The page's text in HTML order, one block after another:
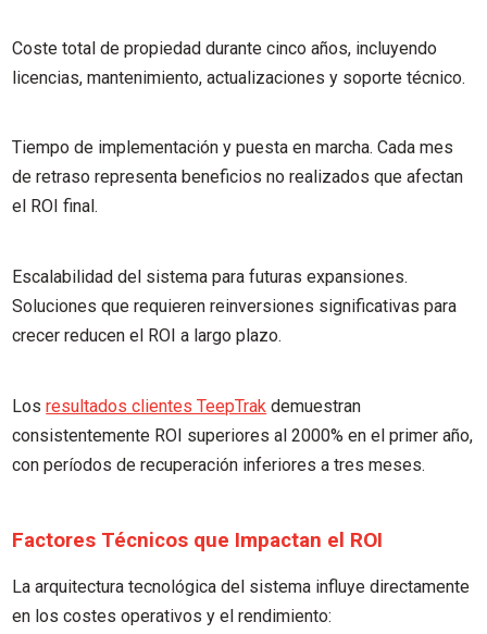
Coste total de propiedad durante cinco años, incluyendo
licencias, mantenimiento, actualizaciones y soporte técnico.
Tiempo de implementación y puesta en marcha. Cada mes
de retraso representa beneficios no realizados que afectan
el ROI final.
Escalabilidad del sistema para futuras expansiones.
Soluciones que requieren reinversiones significativas para
crecer reducen el ROI a largo plazo.
Losresultados clientes TeepTrak demuestran
consistentemente ROI superiores al 2000% en el primer año,
con períodos de recuperación inferiores a tres meses.
Factores Técnicos que Impactan el ROI
La arquitectura tecnológica del sistema influye directamente
en los costes operativos y el rendimiento: